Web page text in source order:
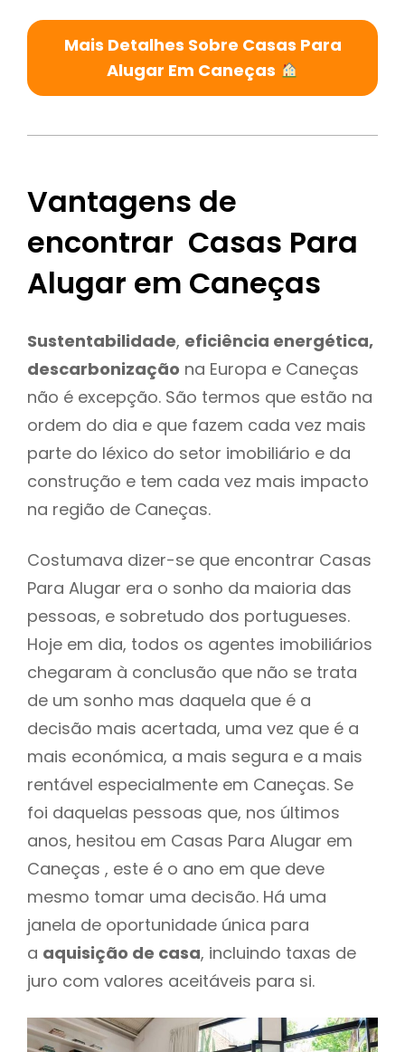
Mais Detalhes Sobre Casas Para
Alugar Em Caneças
Vantagens de
encontrar Casas Para
Alugar em Caneças
Sustentabilidade, eficiência energética,
descarbonização na Europa e Caneças
não é excepção. São termos que estão na
ordem do dia e que fazem cada vez mais
parte do léxico do setor imobiliário e da
construção e tem cada vez mais impacto
na região de Caneças.
Costumava dizer-se que encontrar Casas
Para Alugar era o sonho da maioria das
pessoas, e sobretudo dos portugueses.
Hoje em dia, todos os agentes imobiliários
chegaram à conclusão que não se trata
de um sonho mas daquela que é a
decisão mais acertada, uma vez que é a
mais económica, a mais segura e a mais
rentável especialmente em Caneças. Se
foi daquelas pessoas que, nos últimos
anos, hesitou em Casas Para Alugar em
Caneças , este é o ano em que deve
mesmo tomar uma decisão. Há uma
janela de oportunidade única para
a aquisição de casa, incluindo taxas de
juro com valores aceitáveis para si.